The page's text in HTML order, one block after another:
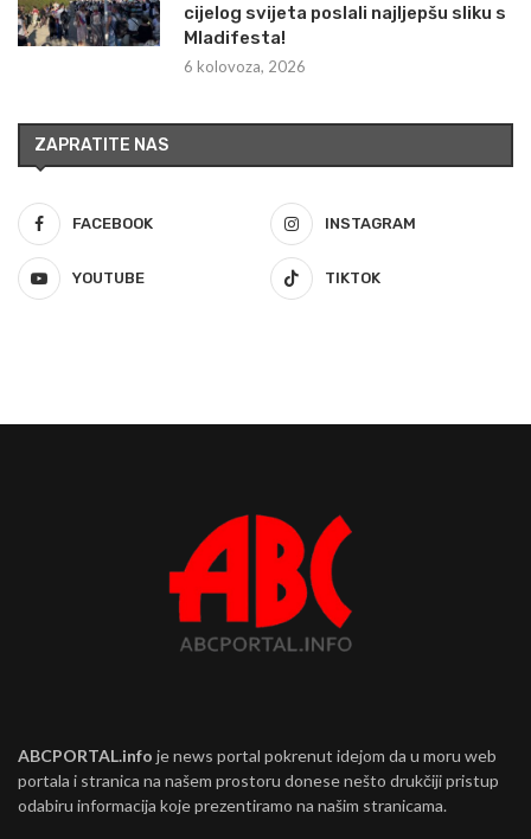
cijelog svijeta poslali najljepšu sliku s
Mladifesta!
6 kolovoza, 2026
ZAPRATITE NAS
FACEBOOK INSTAGRAM
YOUTUBE TIKTOK
ABCPORTAL.info je news portal pokrenut idejom da u moru web
portala i stranica na našem prostoru donese nešto drukčiji pristup
odabiru informacija koje prezentiramo na našim stranicama.